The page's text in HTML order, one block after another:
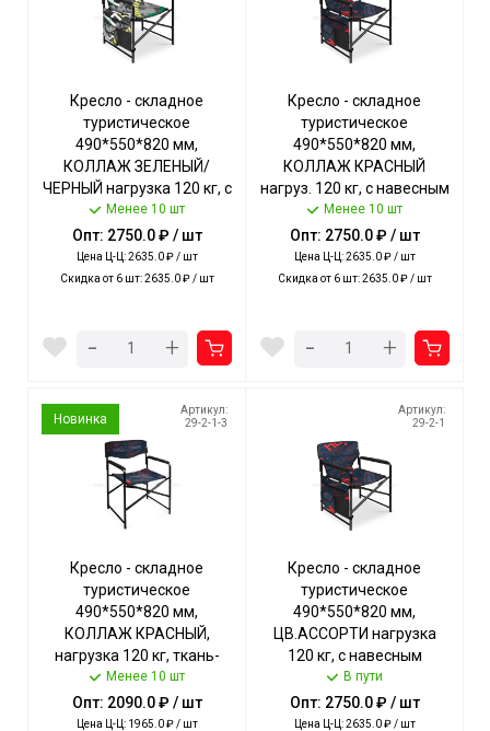
Кресло - складное
туристическое
490*550*820 мм,
КОЛЛАЖ ЗЕЛЕНЫЙ/
ЧЕРНЫЙ нагрузка 120 кг, с
навесным карманом,
ткань-водоот.пропитка
арт. КС2/КЗ NIKA [2]
Менее 10 шт
Опт: 2750.0 ₽ / шт
Цена Ц-Ц: 2635.0 ₽ / шт
Скидка от 6 шт: 2635.0 ₽ / шт
- +
Кресло - складное
туристическое
490*550*820 мм,
КОЛЛАЖ КРАСНЫЙ
нагруз. 120 кг, с навесным
карманом, ткань-
водооттал. пропитка арт.
КС2/КК NIKA [2]
Менее 10 шт
Опт: 2750.0 ₽ / шт
Цена Ц-Ц: 2635.0 ₽ / шт
Скидка от 6 шт: 2635.0 ₽ / шт
- +
Новинка
Артикул:
29-2-1-3
Кресло - складное
туристическое
490*550*820 мм,
КОЛЛАЖ КРАСНЫЙ,
нагрузка 120 кг, ткань-
водоотталкивающая
пропитка арт. КС3/КК
NIKA [2]
Менее 10 шт
Опт: 2090.0 ₽ / шт
Цена Ц-Ц: 1965.0 ₽ / шт
Артикул:
29-2-1
Кресло - складное
туристическое
490*550*820 мм,
ЦВ.АССОРТИ нагрузка
120 кг, с навесным
карманом, ткань-
водоотталкивающая
пропитка арт. КС2 NIKA [2]
В пути
Опт: 2750.0 ₽ / шт
Цена Ц-Ц: 2635.0 ₽ / шт